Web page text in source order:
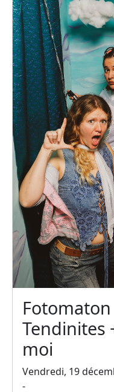
Fotomaton
Tendinites
moi
Vendredi, 19
-